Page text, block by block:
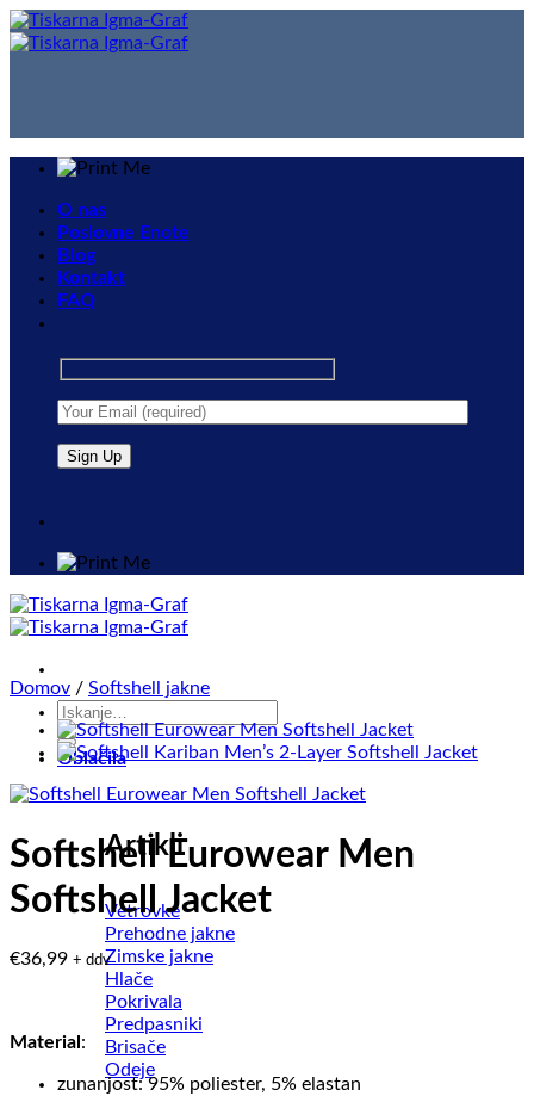
Skip
to
O nas
Poslovne Enote
Blog
Kontakt
FAQ
Išči:
Oblačila
Artikli
Vetrovke
Prehodne jakne
Zimske jakne
Hlače
Pokrivala
Predpasniki
Brisače
Odeje
Domov / Softshell jakne
Softshell Eurowear Men
Softshell Jacket
€36,99 + ddv
Material :
zunanjost: 95% poliester, 5% elastan